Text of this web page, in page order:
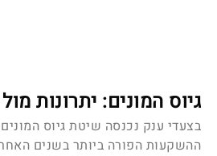
גיוס המונים: יתרונות
בצעדי ענק נכנסה שיטת גיוס המונים
ההשקעות הפורה ביותר בשנים